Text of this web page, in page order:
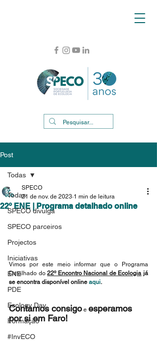
Post
Todas
SPECO divulga
SPECO parceiros
Projectos
Iniciativas
ENE
PDE
Ecology Day
Formação
#InvECO
Todas
22º ENE | Programa detalhado online
SPECO
21 de nov. de 2023 1 min de leitura
Vimos por este meio informar que o Programa
Detalhado do 22º Encontro Nacional de Ecologia já
se encontra disponível online aqui.
Contamos consigo e esperamos
por si em Faro!